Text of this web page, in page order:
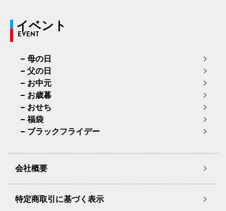
イベント
EVENT
母の日
父の日
お中元
お歳暮
おせち
福袋
ブラックフライデー
会社概要
特定商取引に基づく表示